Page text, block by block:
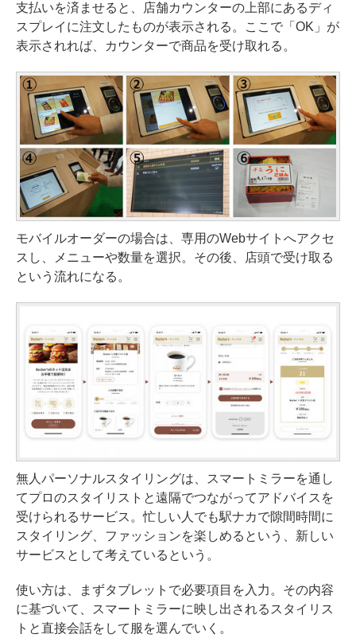
支払いを済ませると、店舗カウンターの上部にあるディ
スプレイに注文したものが表示される。ここで「OK」が
表示されれば、カウンターで商品を受け取れる。
モバイルオーダーの場合は、 専用のWebサイト へアクセ
スし、メニューや数量を選択。その後、店頭で受け取る
という流れになる。
無人パーソナルスタイリングは、スマートミラーを通し
てプロのスタイリストと遠隔でつながってアドバイスを
受けられるサービス。忙しい人でも駅ナカで隙間時間に
スタイリング、ファッションを楽しめるという、新しい
サービスとして考えているという。
使い方は、まずタブレットで必要項目を入力。その内容
に基づいて、スマートミラーに映し出されるスタイリス
トと直接会話をして服を選んでいく。